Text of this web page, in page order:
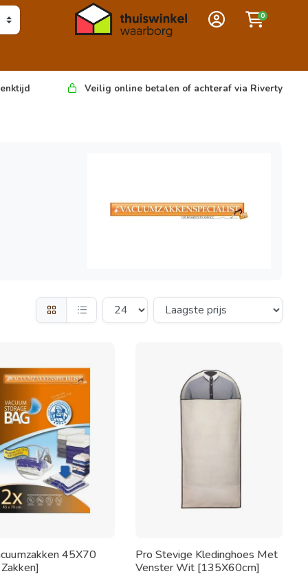
0
Veilig online betalen of achteraf via Riverty
45X70
Pro Stevige Kledinghoes Met
Venster Wit [135X60cm]